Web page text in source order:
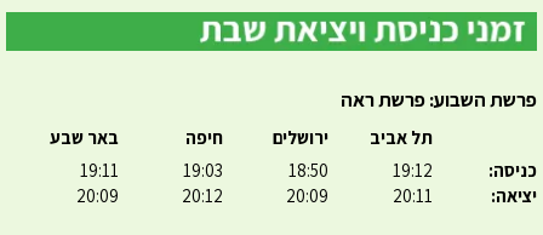
פרשת השבוע: פרשת ראה
כניסה:
יציאה:
תל אביב
19:12
20:11
ירושלים
18:50
20:09
חיפה
19:03
20:12
באר שבע
19:11
20:09